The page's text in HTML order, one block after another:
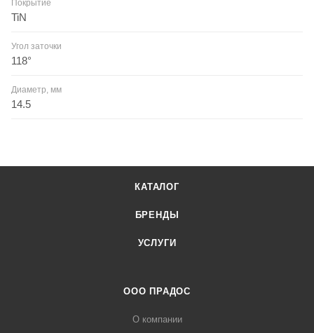
Покрытие
TiN
Угол заточки
118°
Диаметр, мм
14.5
КАТАЛОГ
БРЕНДЫ
УСЛУГИ
ООО ПРАДОС
О компании